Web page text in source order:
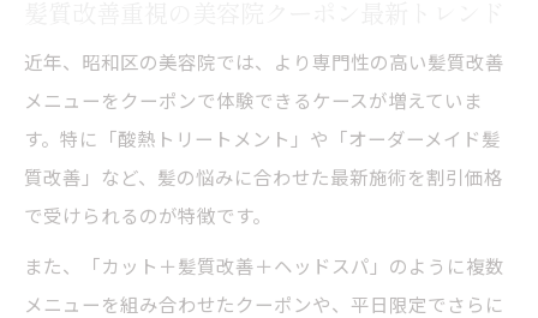
近年、昭和区の美容院では、より専門性の高い髪質改善
メニューをクーポンで体験できるケースが増えていま
す。特に「酸熱トリートメント」や「オーダーメイド髪
質改善」など、髪の悩みに合わせた最新施術を割引価格
で受けられるのが特徴です。
また、「カット＋髪質改善＋ヘッドスパ」のように複数
メニューを組み合わせたクーポンや、平日限定でさらに